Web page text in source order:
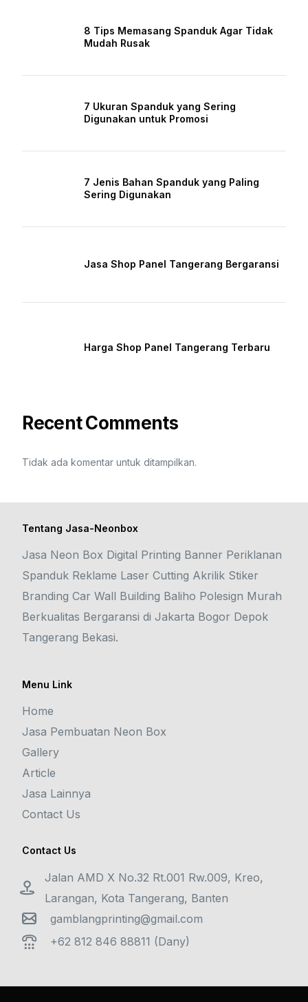
8 Tips Memasang Spanduk Agar Tidak
Mudah Rusak
7 Ukuran Spanduk yang Sering
Digunakan untuk Promosi
7 Jenis Bahan Spanduk yang Paling
Sering Digunakan
Jasa Shop Panel Tangerang Bergaransi
Harga Shop Panel Tangerang Terbaru
Recent Comments
Tidak ada komentar untuk ditampilkan.
Tentang Jasa-Neonbox
Jasa Neon Box Digital Printing Banner Periklanan
Spanduk Reklame Laser Cutting Akrilik Stiker
Branding Car Wall Building Baliho Polesign Murah
Berkualitas Bergaransi di Jakarta Bogor Depok
Tangerang Bekasi.
Menu Link
Home
Jasa Pembuatan Neon Box
Gallery
Article
Jasa Lainnya
Contact Us
Contact Us
Jalan AMD X No.32 Rt.001 Rw.009, Kreo,
Larangan, Kota Tangerang, Banten
gamblangprinting@gmail.com
+62 812 846 88811 (Dany)